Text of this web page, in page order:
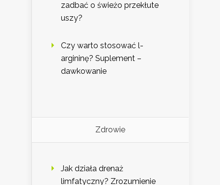
zadbać o świeżo przekłute
uszy?
Czy warto stosować l-
argininę? Suplement –
dawkowanie
Zdrowie
Jak działa drenaż
limfatyczny? Zrozumienie